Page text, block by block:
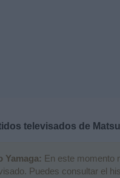
televisados de
Yamaga: En este momento
Puedes consultar el